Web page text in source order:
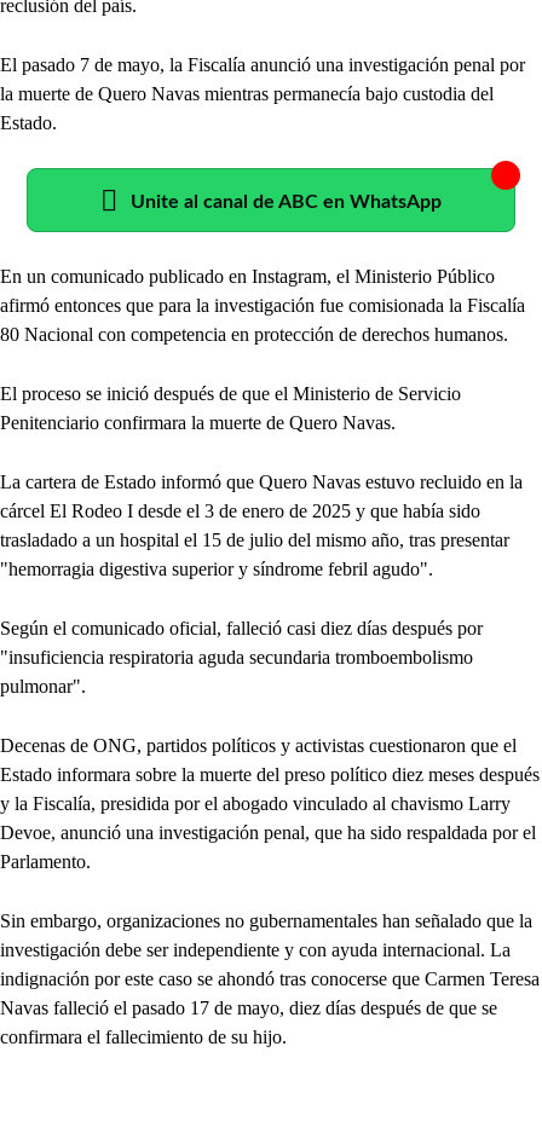
reclusión del país.
El pasado 7 de mayo, la Fiscalía anunció una investigación penal por
la muerte de Quero Navas mientras permanecía bajo custodia del
Estado.
Unite al canal de ABC en WhatsApp
En un comunicado publicado en Instagram, el Ministerio Público
afirmó entonces que para la investigación fue comisionada la Fiscalía
80 Nacional con competencia en protección de derechos humanos.
El proceso se inició después de que el Ministerio de Servicio
Penitenciario confirmara la muerte de Quero Navas.
La cartera de Estado informó que Quero Navas estuvo recluido en la
cárcel El Rodeo I desde el 3 de enero de 2025 y que había sido
trasladado a un hospital el 15 de julio del mismo año, tras presentar
"hemorragia digestiva superior y síndrome febril agudo".
Según el comunicado oficial, falleció casi diez días después por
"insuficiencia respiratoria aguda secundaria tromboembolismo
pulmonar".
Decenas de ONG, partidos políticos y activistas cuestionaron que el
Estado informara sobre la muerte del preso político diez meses después
y la Fiscalía, presidida por el abogado vinculado al chavismo Larry
Devoe, anunció una investigación penal, que ha sido respaldada por el
Parlamento.
Sin embargo, organizaciones no gubernamentales han señalado que la
investigación debe ser independiente y con ayuda internacional. La
indignación por este caso se ahondó tras conocerse que Carmen Teresa
Navas falleció el pasado 17 de mayo, diez días después de que se
confirmara el fallecimiento de su hijo.